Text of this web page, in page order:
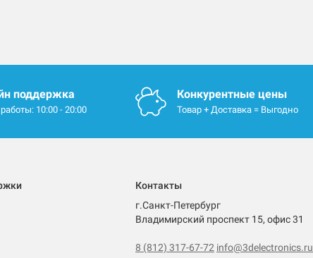
поддержка
10:00 - 20:00
Конкурентные цены
Товар + Доставка = Выгодно
Контакты
г.Санкт-Петербург
Владимирский проспект 15, офис 31
8 (812) 317-67-72 info@3delectronics.ru